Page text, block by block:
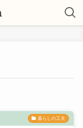
暮らしの工夫